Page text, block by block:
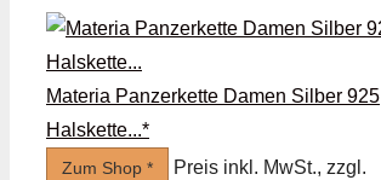
Materia Panzerkette Damen Silber 925
Halskette...*
Zum Shop *
Preis inkl. MwSt., zzgl.